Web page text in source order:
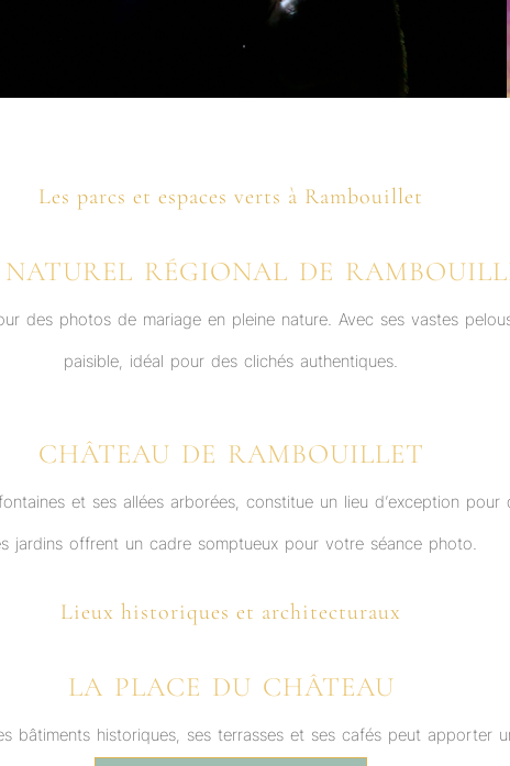
Les parcs et espaces verts à Rambouillet
RÉGIONAL DE
des photos de mariage en pleine nature. Avec ses vastes
paisible, idéal pour des clichés authentiques.
CHÂTEAU DE RAMBOUILLET
et ses allées arborées, constitue un lieu d’exception
jardins offrent un cadre somptueux pour votre séance photo.
Lieux historiques et architecturaux
LA PLACE DU CHÂTEAU
bâtiments historiques, ses terrasses et ses cafés peut apporter